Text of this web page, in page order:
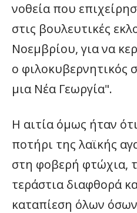
νοθεία που
στις βουλευτικές
Νοεμβρίου, για να
ο φιλοκυβερνητικός
μια Νέα Γεωργία".
Η αιτία όμως ήταν
ποτήρι της λαϊκής
στη φοβερή φτώχια,
τεράστια διαφθορά
καταπίεση όλων